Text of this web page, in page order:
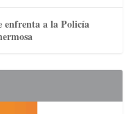
enfrenta a la Policía